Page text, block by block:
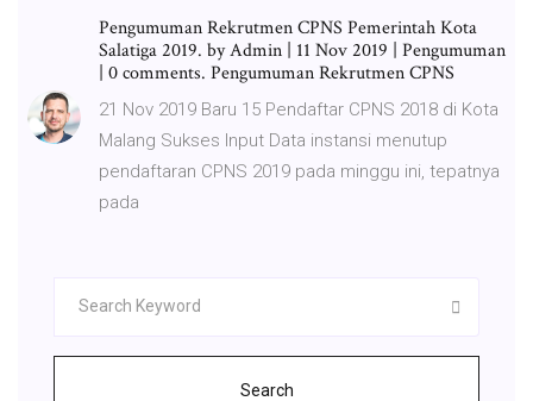
Pengumuman Rekrutmen CPNS Pemerintah Kota
Salatiga 2019. by Admin | 11 Nov 2019 | Pengumuman
| 0 comments. Pengumuman Rekrutmen CPNS
21 Nov 2019 Baru 15 Pendaftar CPNS 2018 di Kota
Malang Sukses Input Data instansi menutup
pendaftaran CPNS 2019 pada minggu ini, tepatnya
pada
Search